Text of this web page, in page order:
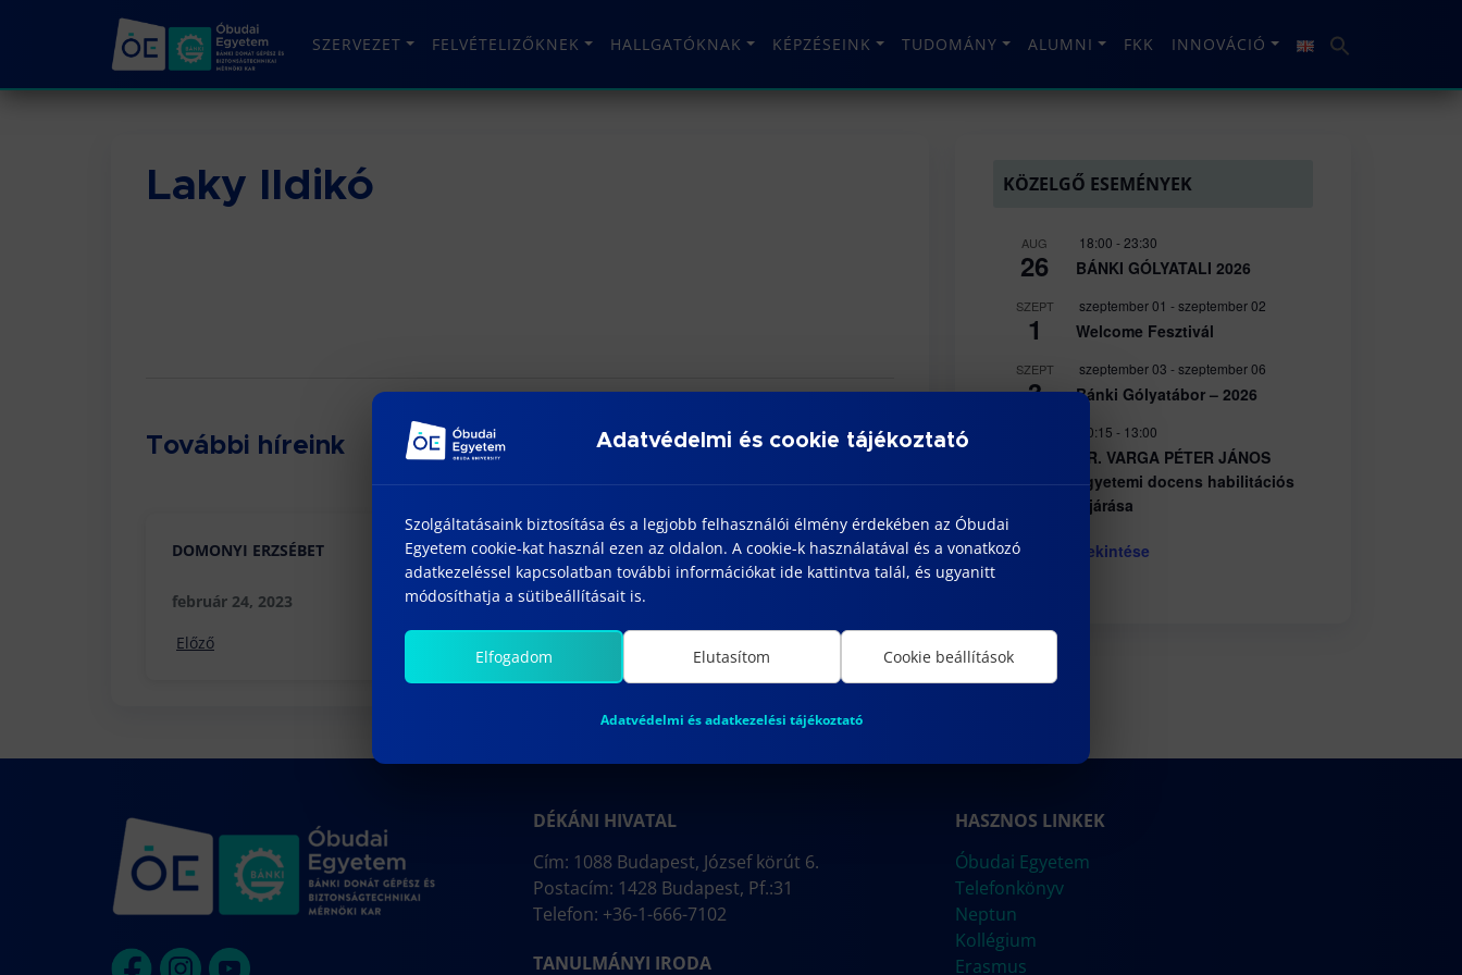
SZERVEZET FELVÉTELIZŐKNEK HALLGATÓKNAK KÉPZÉSEINK TUDOMÁNY ALUMNI FKK INNOVÁCIÓ
Laky Ildikó
További híreink
DOMONYI ERZSÉBET
február 24, 2023
Előző
HELL-SZABÓ JULIANNA
február 24, 2023
Következő
KÖZELGŐ ESEMÉNYEK
AUG
26
18:00 - 23:30
BÁNKI GÓLYATALI 2026
SZEPT
1
szeptember 01 -szeptember 02
Welcome Fesztivál
SZEPT
3
szeptember 03 -szeptember 06
Bánki Gólyatábor – 2026
10:15 - 13:00
DR. VARGA PÉTER JÁNOS
egyetemi docens habilitációs
eljárása
Naptár megtekintése
DÉKÁNI HIVATAL
Cím: 1088 Budapest, József körút 6.
Postacím: 1428 Budapest, Pf.:31
Telefon: +36-1-666-7102
TANULMÁNYI IRODA
HASZNOS LINKEK
Óbudai Egyetem
Telefonkönyv
Neptun
Kollégium
Erasmus
Adatvédelmi és cookie tájékoztató
Szolgáltatásaink biztosítása és a legjobb felhasználói élmény érdekében az Óbudai
Egyetem cookie-kat használ ezen az oldalon. A cookie-k használatával és a vonatkozó
adatkezeléssel kapcsolatban további információkat ide kattintva talál, és ugyanitt
módosíthatja a sütibeállításait is.
Elfogadom Elutasítom Cookie beállítások
Adatvédelmi és adatkezelési tájékoztató